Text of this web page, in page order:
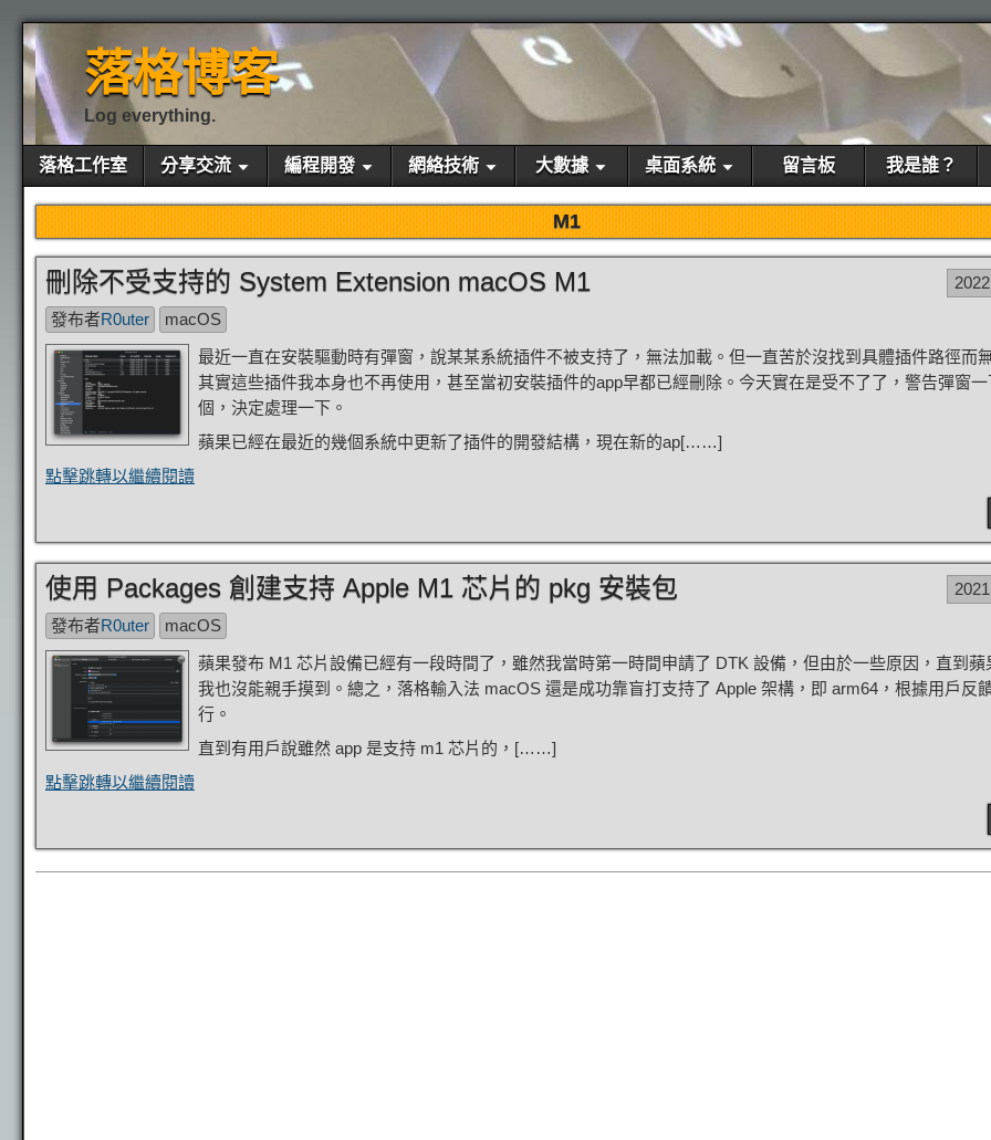
落格博客
Log everything.
落格工作室 分享交流 編程開發 網絡技術 大數據 桌面系統 留言板 我是誰？
M1
刪除不受支持的 System Extension macOS M1
發布者R0uter
macOS
最近一直在安裝驅動時有彈窗，說某某系統插件不被支持了，無法加載。但一直苦於沒找到具體插件路徑而
其實這些插件我本身也不再使用，甚至當初安裝插件的app早都已經刪除。今天實在是受不了了，警告彈窗
個，決定處理一下。
蘋果已經在最近的幾個系統中更新了插件的開發結構，現在新的ap[……]
點擊跳轉以繼續閱讀
使用 Packages 創建支持 Apple M1 芯片的 pkg 安裝包
發布者R0uter
macOS
蘋果發布 M1 芯片設備已經有一段時間了，雖然我當時第一時間申請了 DTK 設備，但由於一些原因，直到蘋
我也沒能親手摸到。總之，落格輸入法 macOS 還是成功靠盲打支持了 Apple 架構，即 arm64，根據用戶反
行。
直到有用戶說雖然 app 是支持 m1 芯片的，[……]
點擊跳轉以繼續閱讀